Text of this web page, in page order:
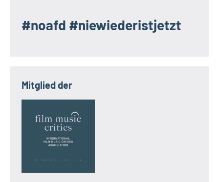
#noafd #niewiederistjetzt
Mitglied der